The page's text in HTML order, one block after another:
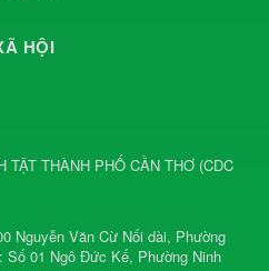
HỘI
TẬT THÀNH PHỐ CẦN THƠ (CDC
Nguyễn Văn Cừ Nối dài, Phường
01 Ngô Đức Kế, Phường Ninh